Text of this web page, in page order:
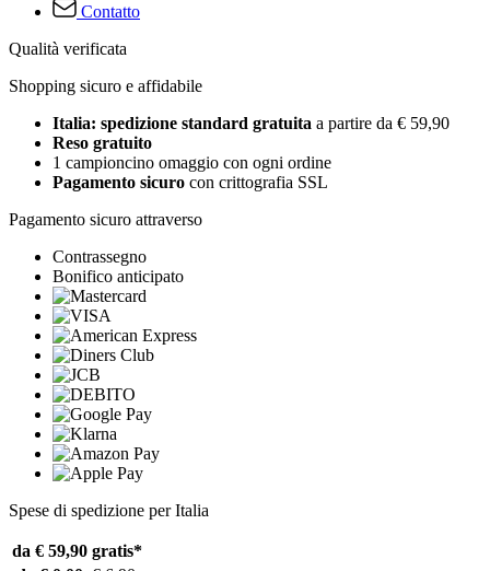
Contatto
Qualità verificata
Shopping sicuro e affidabile
Italia: spedizione standard gratuita a partire da € 59,90
Reso gratuito
1 campioncino omaggio con ogni ordine
Pagamento sicuro con crittografia SSL
Pagamento sicuro attraverso
Contrassegno
Bonifico anticipato
Spese di spedizione per Italia
da € 59,90 gratis*